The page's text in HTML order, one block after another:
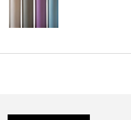
また、人気のナプラから登場した